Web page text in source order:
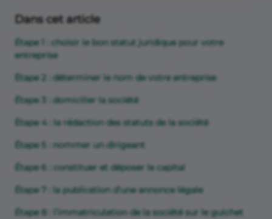
Dans cet article
Étape 1 : choisir le bon statut juridique pour votre
entreprise
Étape 2 : déterminer le nom de votre entreprise
Étape 3 : domicilier la société
Étape 4 : la rédaction des statuts de la société
Étape 5 : nommer un dirigeant
Étape 6 : constituer et déposer le capital
Étape 7 : la publication d’une annonce légale
Étape 8 : l’immatriculation de la société sur le guichet